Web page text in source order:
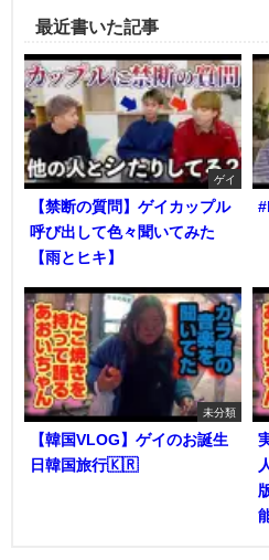
最近書いた記事
ゲイ
【禁断の質問】ゲイカップル
呼び出して色々聞いてみた
【雨とヒキ】
未分類
【韓国VLOG】ゲイのお誕生
日韓国旅行🇰🇷